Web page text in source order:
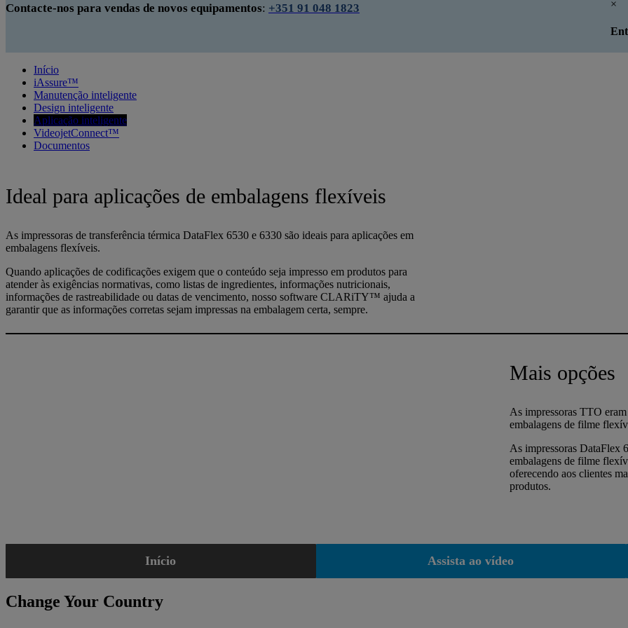
Contacte-nos para vendas de novos equipamentos: +351 91 048 1823 ×
Início
iAssure™
Manutenção inteligente
Design inteligente
Aplicação inteligente
VideojetConnect™
Documentos
Ideal para aplicações de embalagens flexíveis
As impressoras de transferência térmica DataFlex 6530 e 6330 são ideais para aplicações em
embalagens flexíveis.
Quando aplicações de codificações exigem que o conteúdo seja impresso em produtos para
atender às exigências normativas, como listas de ingredientes, informações nutricionais,
informações de rastreabilidade ou datas de vencimento, nosso software CLARiTY™ ajuda a
garantir que as informações corretas sejam impressas na embalagem certa, sempre.
Mais opções
As impressoras TTO
embalagens de filme
As impressoras DataFlex
embalagens de filme
oferecendo aos clientes
produtos.
Início Assista ao vídeo
Change Your Country